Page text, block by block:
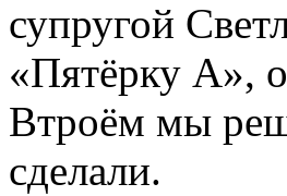
супругой
«Пятёрку А»,
Втроём мы
сделали.